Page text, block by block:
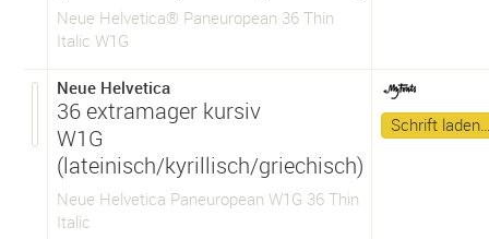
Neue Helvetica® Paneuropean 36 Thin
Italic W1G
Neue Helvetica
36 extramager kursiv
W1G
(lateinisch/kyrillisch/griechisch)
Neue Helvetica Paneuropean W1G 36 Thin
Italic
Schrift